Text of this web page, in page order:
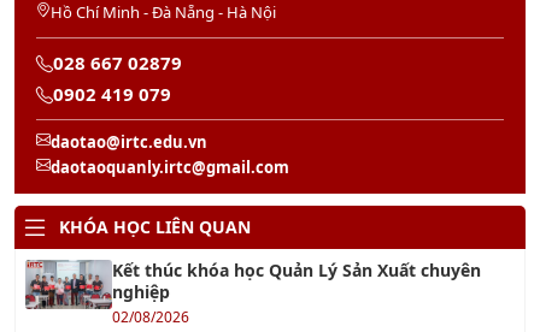
Hồ Chí Minh - Đà Nẵng - Hà Nội
028 667 02879
0902 419 079
daotao@irtc.edu.vn
daotaoquanly.irtc@gmail.com
KHÓA HỌC LIÊN QUAN
Kết thúc khóa học Quản Lý Sản Xuất chuyên
nghiệp
02/08/2026